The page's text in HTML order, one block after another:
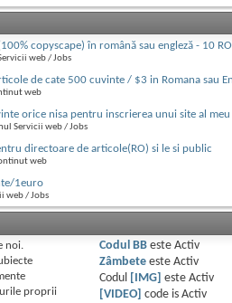
copyscape) în română sau engleză - 10
web / Jobs
de cate 500 cuvinte / $3 in Romana sau
web
orice nisa pentru inscrierea unui site al
Servicii web / Jobs
directoare de articole(RO) si le si public
web
1euro
web / Jobs
noi.
proprii
Codul BBeste Activ
Zâmbeteeste Activ
Codul
[IMG] este Activ
[VIDEO] code is Activ